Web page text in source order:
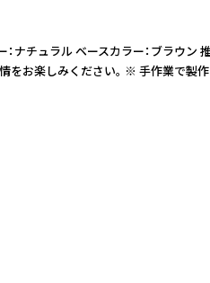
ラル ベースカラー：ブラ
お楽しみください。 ※ 手作業で製